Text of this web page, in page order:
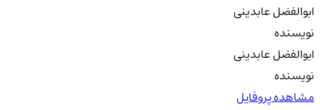
ابوالفضل عابدینی
نویسنده
ابوالفضل عابدینی
نویسنده
مشاهده پروفایل